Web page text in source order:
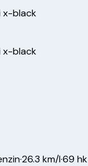
x-black
x-black
·26.3 km/l·69 hk